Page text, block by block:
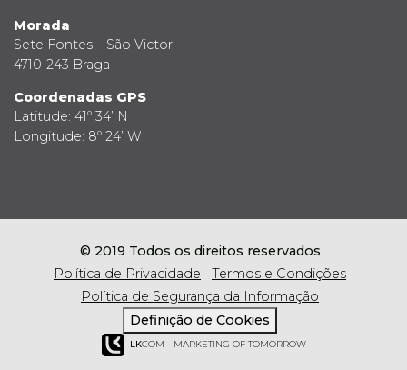
Morada
Sete Fontes – São Victor
4710-243 Braga
Coordenadas GPS
Latitude: 41º 34’ N
Longitude: 8º 24’ W
© 2019 Todos os direitos reservados
Política de Privacidade
Termos e Condições
Política de Segurança da Informação
Definição de Cookies
LKCOM - MARKETING OF TOMORROW